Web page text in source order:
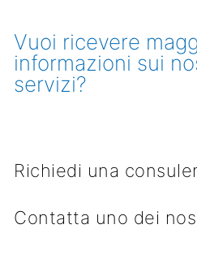
Vuoi ricevere
informazioni sui
servizi?
Richiedi una
Contatta uno dei